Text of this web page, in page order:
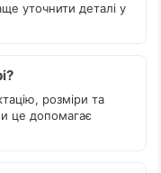
уточнити деталі у
розміри та
це допомагає